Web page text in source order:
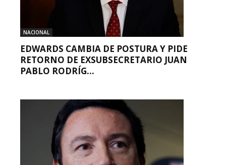
NACIONAL
EDWARDS CAMBIA DE POSTURA Y PIDE
RETORNO DE EXSUBSECRETARIO JUAN
PABLO RODRÍG...